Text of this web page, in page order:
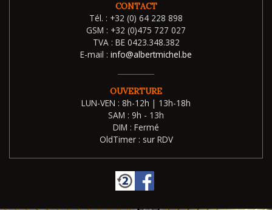
CONTACT
Tél. : +32 (0) 64 228 898
GSM : +32 (0)475 727 027
TVA : BE 0423.348.382
E-mail : info@albertmichel.be
OUVERTURE
LUN-VEN : 8h-12h | 13h-18h
SAM : 9h - 13h
DIM : Fermé
OldTimer : sur RDV